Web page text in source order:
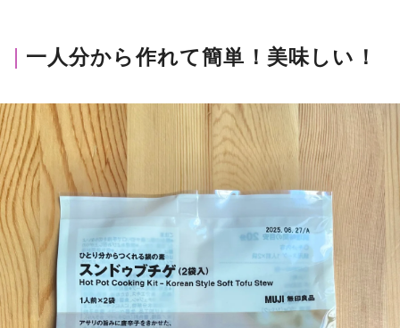
「The SPUR Club」。便利な機能と特典を無料で楽し
めます。
ログイン・新規会員登録
FOLLOW US
一人分から作れて簡単！美味しい！